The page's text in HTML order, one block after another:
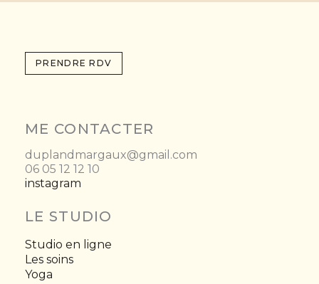
LE STUDIO
Studio en ligne
Les soins
Yoga
PRENDRE RDV
ME CONTACTER
duplandmargaux@gmail.com
06 05 12 12 10
instagram